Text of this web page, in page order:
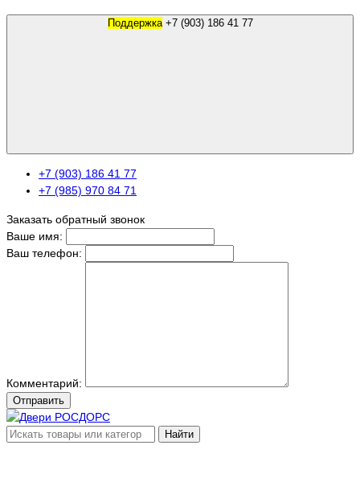
Поддержка +7 (903) 186 41 77
+7 (903) 186 41 77
+7 (985) 970 84 71
Заказать обратный звонок
Ваше имя:
Ваш телефон:
Комментарий:
Отправить
Найти